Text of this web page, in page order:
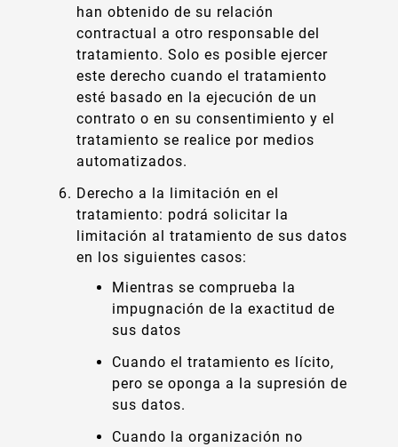
han obtenido de su relación
contractual a otro responsable del
tratamiento. Solo es posible ejercer
este derecho cuando el tratamiento
esté basado en la ejecución de un
contrato o en su consentimiento y el
tratamiento se realice por medios
automatizados.
Derecho a la limitación en el
tratamiento: podrá solicitar la
limitación al tratamiento de sus datos
en los siguientes casos:
Mientras se comprueba la
impugnación de la exactitud de
sus datos
Cuando el tratamiento es lícito,
pero se oponga a la supresión de
sus datos.
Cuando la organización no